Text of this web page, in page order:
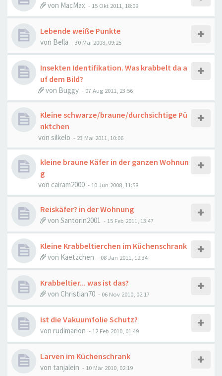
von MacMax - 15 Okt 2011, 18:09
Lebende weiße Punkte
von Bella -30 Mai 2008, 09:25
Insekten Identifikation. Was krabbelt da a
uf dem Bild?
von Buggy - 07 Aug 2011, 23:56
Kleine schwarze/braune/durchsichtige Pü
nktchen
von silkelo - 23 Mai 2011, 10:06
kleine braune Käfer in der ganzen Wohnun
g
von cairam2000 - 10 Jun 2008, 11:58
Reiskäfer? in der Wohnung
von Santorin2001 - 15 Feb 2011, 13:47
Kleine Krabbeltierchen im Küchenschrank
von Kaetzchen - 08 Jan 2011, 12:34
Krabbeltier... was ist das?
von Christian70 - 06 Nov 2010, 02:17
Ist die Vakuumfolie Schutz?
von rudimarion - 12 Feb 2010, 01:49
Larven im Küchenschrank
von tanjalein - 10 Mär 2010, 02:19